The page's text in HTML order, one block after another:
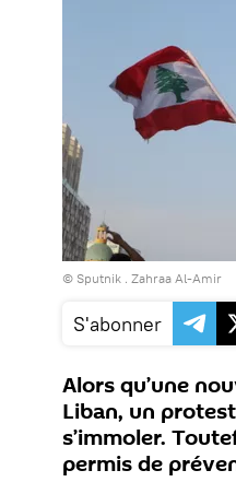
© Sputnik . Zahraa Al-Amir
S'abonner
Alors qu’une
Liban, un
s’immoler.
permis de